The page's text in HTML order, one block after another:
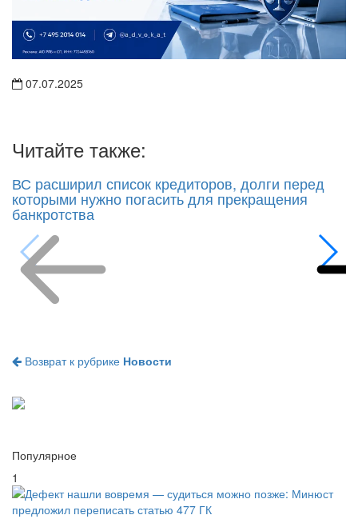
07.07.2025
Читайте также:
ВС расширил список кредиторов, долги перед
которыми нужно погасить для прекращения
банкротства
Возврат к рубрике Новости
Популярное
1